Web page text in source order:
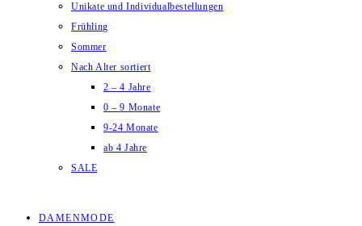
Unikate und Individualbestellungen
Frühling
Sommer
Nach Alter sortiert
2 – 4 Jahre
0 – 9 Monate
9-24 Monate
ab 4 Jahre
SALE
DAMENMODE